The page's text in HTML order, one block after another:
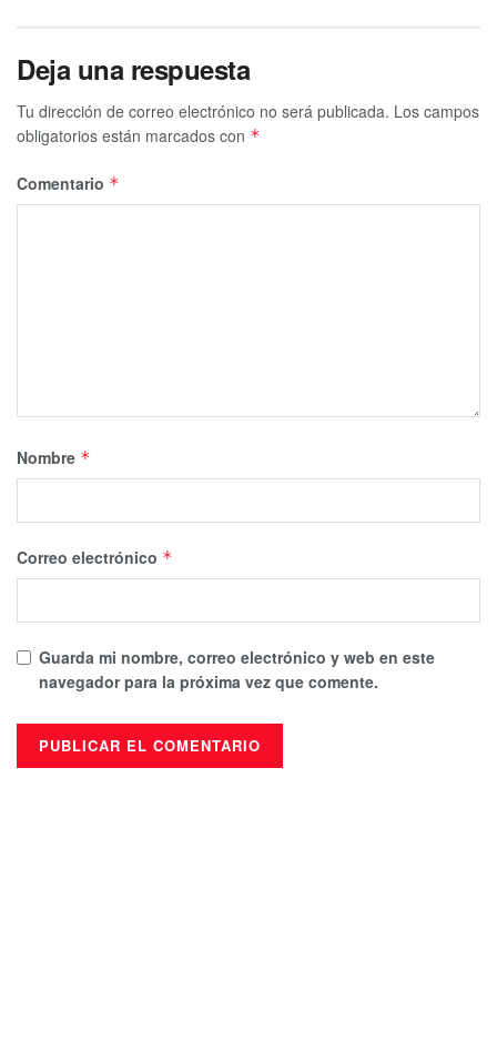
Deja una respuesta
Tu dirección de correo electrónico no será publicada. Los campos
obligatorios están marcados con *
Comentario *
Nombre *
Correo electrónico *
Guarda mi nombre, correo electrónico y web en este
navegador para la próxima vez que comente.